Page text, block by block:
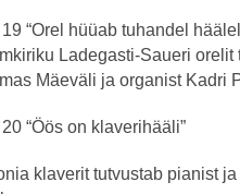
“Orel hüüab tuhandel
Ladegasti-Saueri
Mäeväli ja organist Kadri
“Öös on klaverihääli”
klaverit tutvustab pianist